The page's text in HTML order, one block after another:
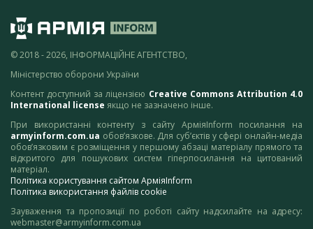
© 2018 - 2026, ІНФОРМАЦІЙНЕ АГЕНТСТВО,
Міністерство оборони України
Контент доступний за ліцензією Creative Commons Attribution 4.0
International license якщо не зазначено інше.
При використанні контенту з сайту АрміяInform посилання на
armyinform.com.ua обов’язкове. Для суб’єктів у сфері онлайн-медіа
обов’язковим є розміщення у першому абзаці матеріалу прямого та
відкритого для пошукових систем гіперпосилання на цитований
матеріал.
Політика користування сайтом АрміяInform
Політика використання файлів cookie
Зауваження та пропозиції по роботі сайту надсилайте на адресу:
webmaster@armyinform.com.ua